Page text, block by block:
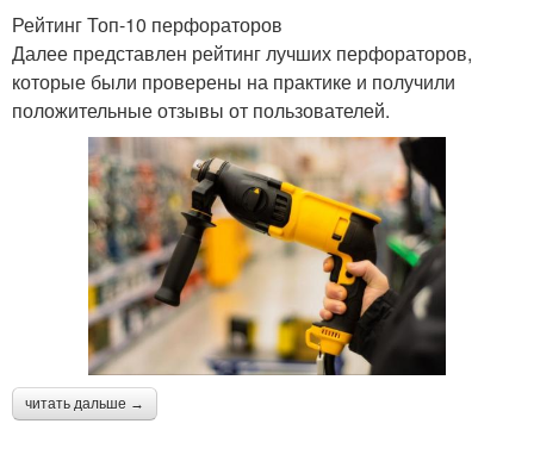
Рейтинг Топ-10 перфораторов
Далее представлен рейтинг лучших перфораторов,
которые были проверены на практике и получили
положительные отзывы от пользователей.
читать дальше →